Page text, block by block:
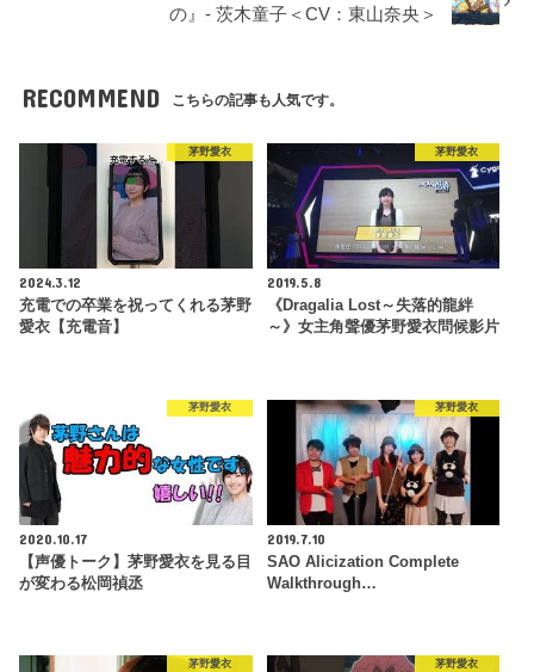
の』- 茨木童子＜CV：東山奈央＞
RECOMMEND こちらの記事も人気です。
茅野愛衣
2024.3.12
充電での卒業を祝ってくれる茅野
愛衣【充電音】
茅野愛衣
2019.5.8
《Dragalia Lost～失落的龍絆
～》女主角聲優茅野愛衣問候影片
茅野愛衣
2020.10.17
【声優トーク】茅野愛衣を見る目
が変わる松岡禎丞
茅野愛衣
2019.7.10
SAO Alicization Complete
Walkthrough…
茅野愛衣 茅野愛衣